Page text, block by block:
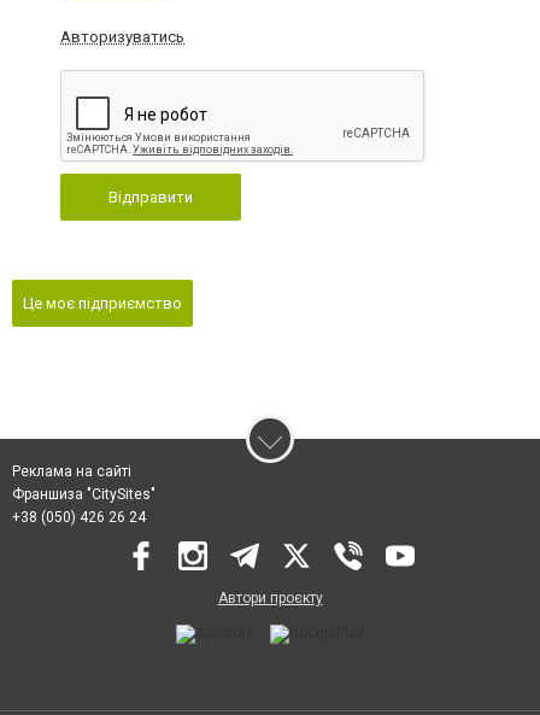
Авторизуватись
Відправити
Це моє підприємство
Реклама на сайті
Франшиза "CitySites"
+38 (050) 426 26 24
Автори проєкту